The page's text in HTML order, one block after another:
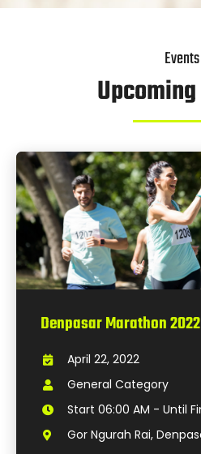
Events
Denpasar Marathon 2022
April 22, 2022
General Category
Start 06:00 AM - Until
Gor Ngurah Rai,